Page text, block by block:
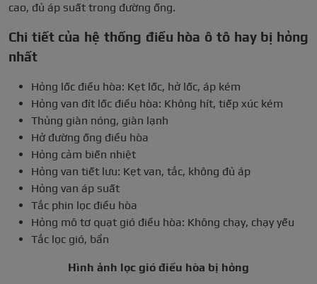
cao, đủ áp suất trong đường ống.
Chi tiết của hệ thống điều hòa ô tô hay bị hỏng
nhất
Hỏng lốc điều hòa: Kẹt lốc, hở lốc, áp kém
Hỏng van đít lốc điều hòa: Không hít, tiếp xúc kém
Thủng giàn nóng, giàn lạnh
Hở đường ống điều hòa
Hỏng cảm biến nhiệt
Hỏng van tiết lưu: Kẹt van, tắc, không đủ áp
Hỏng van áp suất
Tắc phin lọc điều hòa
Hỏng mô tơ quạt gió điều hòa: Không chạy, chạy yếu
Tắc lọc gió, bẩn
Hình ảnh lọc gió điều hòa bị hỏng